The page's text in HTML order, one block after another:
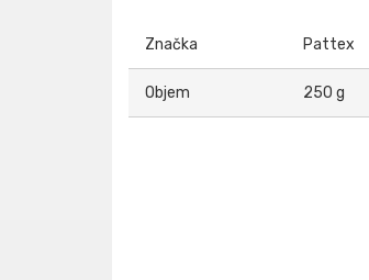
Značka Pattex
Objem 250 g